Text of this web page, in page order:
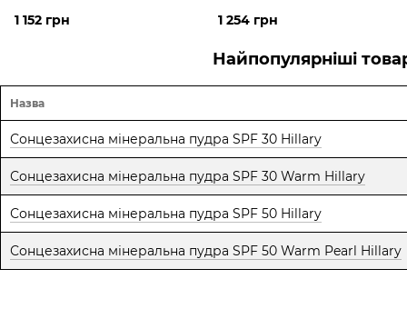
1 152 грн 1 254 грн
Найпопулярніші
Назва
Сонцезахисна мінеральна пудра SPF 30 Hillary
Сонцезахисна мінеральна пудра SPF 30 Warm Hillary
Сонцезахисна мінеральна пудра SPF 50 Hillary
Сонцезахисна мінеральна пудра SPF 50 Warm Pearl Hillary